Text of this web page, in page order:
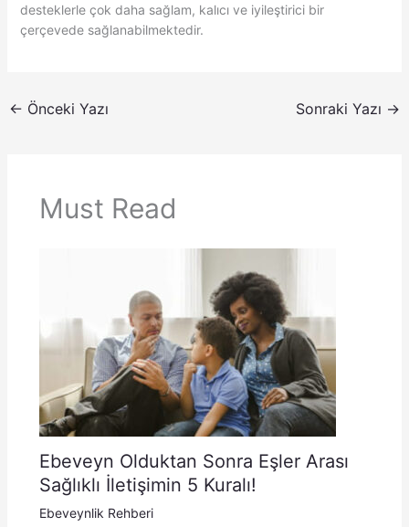
desteklerle çok daha sağlam, kalıcı ve iyileştirici bir
çerçevede sağlanabilmektedir.
← Önceki Yazı Sonraki Yazı →
Must Read
Ebeveyn Olduktan Sonra Eşler Arası
Sağlıklı İletişimin 5 Kuralı!
Ebeveynlik Rehberi